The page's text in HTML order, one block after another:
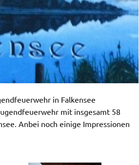
in Falkensee
mit insgesamt 58
Anbei noch einige Impressionen